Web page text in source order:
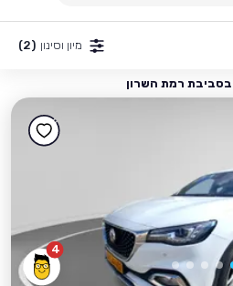
מיון וסינון (2)
4